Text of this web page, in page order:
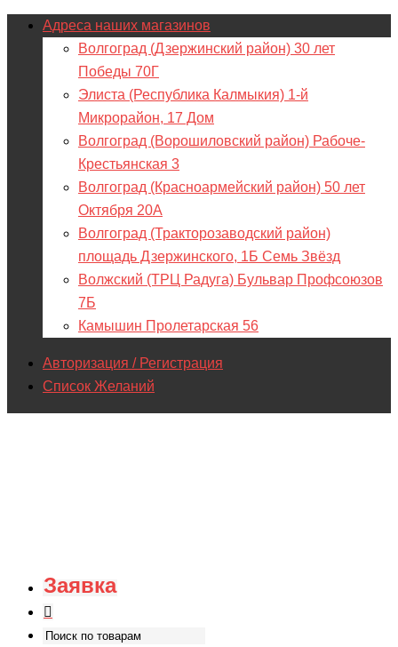
Адреса наших магазинов
Волгоград (Дзержинский район) 30 лет
Победы 70Г
Элиста (Республика Калмыкия) 1-й
Микрорайон, 17 Дом
Волгоград (Ворошиловский район) Рабоче-
Крестьянская 3
Волгоград (Красноармейский район) 50 лет
Октября 20А
Волгоград (Тракторозаводский район)
площадь Дзержинского, 1Б Семь Звёзд
Волжский (ТРЦ Радуга) Бульвар Профсоюзов
7Б
Камышин Пролетарская 56
Авторизация / Регистрация
Список Желаний
Заявка